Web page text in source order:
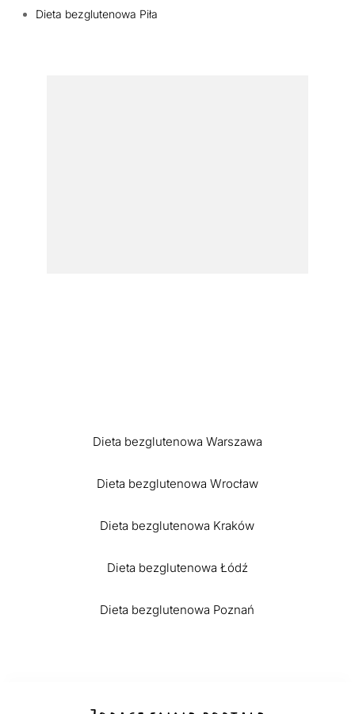
Dieta bezglutenowa Piła
Dieta bezglutenowa Warszawa
Dieta bezglutenowa Wrocław
Dieta bezglutenowa Kraków
Dieta bezglutenowa Łódź
Dieta bezglutenowa Poznań